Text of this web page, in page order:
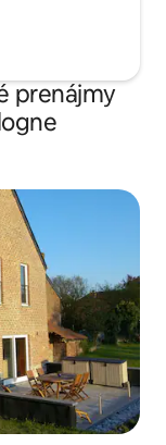
prenájmy